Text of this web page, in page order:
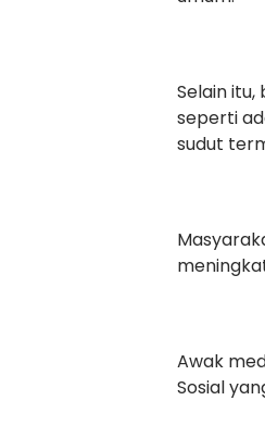
Selain
seperti
sudut
Awak
Sosial